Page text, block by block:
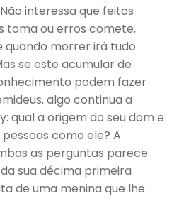
interessa que feitos
toma ou erros comete,
quando morrer irá tudo
se este acumular de
podem fazer
algo continua a
qual a origem do seu dom e
como ele? A
as perguntas parece
sua décima primeira
de uma menina que lhe